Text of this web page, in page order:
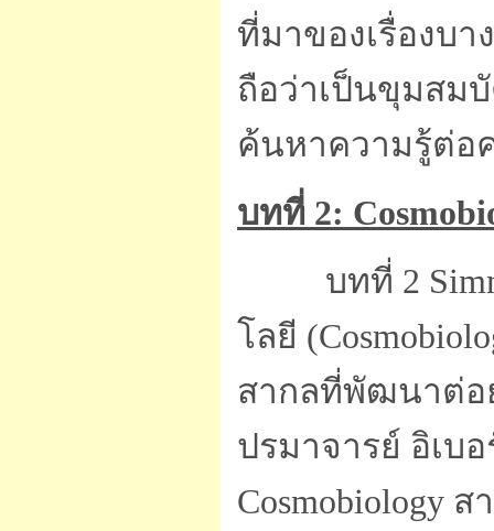
ที่มาของเรื่องบา
ถือว่าเป็นขุมสม
ค้นหาความรู้ต่อ
บทที่ 2:
บทที่ 2
โลยี
สากลที่พัฒนาต่อ
ปรมาจารย์ อิเบ
Cosmobiology